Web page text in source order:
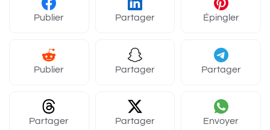
Publier Partager Épingler
Publier Partager Partager
Partager Partager Envoyer